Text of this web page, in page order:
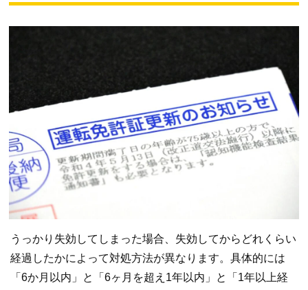
うっかり失効してしまった場合、失効してからどれくらい
経過したかによって対処方法が異なります。具体的には
「6か月以内」と「6ヶ月を超え1年以内」と「1年以上経